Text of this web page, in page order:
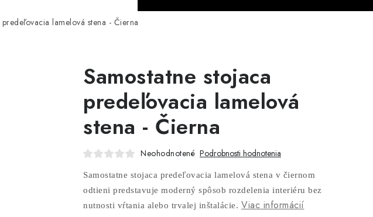
lamelová stena - Čierna
Samostatne stojaca
predeľovacia lamelová
stena - Čierna
Neohodnotené Podrobnosti hodnotenia
Samostatne stojaca predeľovacia lamelová stena v čiernom
odtieni predstavuje moderný spôsob rozdelenia interiéru bez
nutnosti vŕtania alebo trvalej inštalácie. Viac informácií